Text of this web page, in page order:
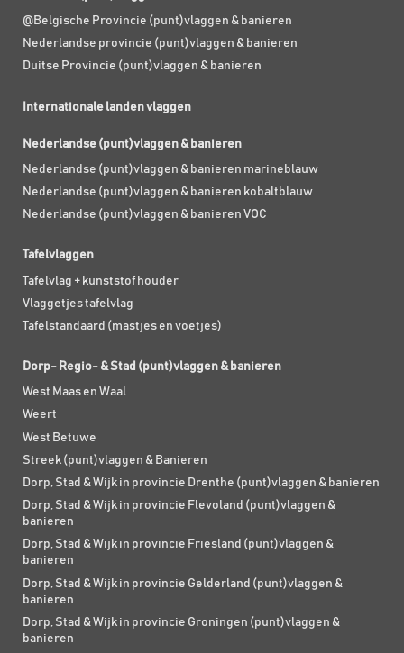
@Belgische Provincie (punt)vlaggen & banieren
Nederlandse provincie (punt)vlaggen & banieren
Duitse Provincie (punt)vlaggen & banieren
Internationale landen vlaggen
Nederlandse (punt)vlaggen & banieren
Nederlandse (punt)vlaggen & banieren marineblauw
Nederlandse (punt)vlaggen & banieren kobaltblauw
Nederlandse (punt)vlaggen & banieren VOC
Tafelvlaggen
Tafelvlag + kunststof houder
Vlaggetjes tafelvlag
Tafelstandaard (mastjes en voetjes)
Dorp- Regio- & Stad (punt)vlaggen & banieren
West Maas en Waal
Weert
West Betuwe
Streek (punt)vlaggen & Banieren
Dorp, Stad & Wijk in provincie Drenthe (punt)vlaggen & banieren
Dorp, Stad & Wijk in provincie Flevoland (punt)vlaggen &
banieren
Dorp, Stad & Wijk in provincie Friesland (punt)vlaggen &
banieren
Dorp, Stad & Wijk in provincie Gelderland (punt)vlaggen &
banieren
Dorp, Stad & Wijk in provincie Groningen (punt)vlaggen &
banieren